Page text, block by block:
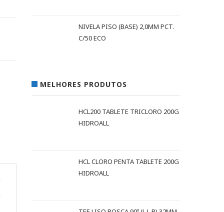
NIVELA PISO (BASE) 2,0MM PCT.
C/50 ECO
MELHORES PRODUTOS
HCL200 TABLETE TRICLORO 200G
HIDROALL
HCL CLORO PENTA TABLETE 200G
HIDROALL